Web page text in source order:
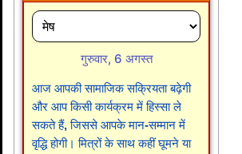
गुरुवार, 6 अगस्त
आज आपकी सामाजिक सक्रियता बढ़ेगी
और आप किसी कार्यक्रम में हिस्सा ले
सकते हैं, जिससे आपके मान-सम्मान में
वृद्धि होगी। मित्रों के साथ कहीं घूमने या